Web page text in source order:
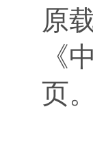
原
《
页